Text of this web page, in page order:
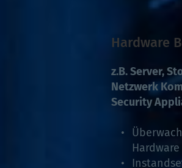
Hardware
z.B. Server,
Netzwerk
Security
Hardware